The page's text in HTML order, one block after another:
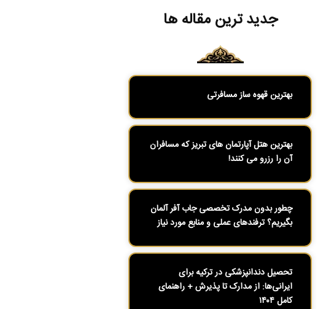
جدید ترین مقاله ها
بهترین قهوه ساز مسافرتی
بهترین هتل آپارتمان های تبریز که مسافران
آن را رزرو می کنند!
چطور بدون مدرک تخصصی جاب آفر آلمان
بگیریم؟ ترفندهای عملی و منابع مورد نیاز
تحصیل دندانپزشکی در ترکیه برای
ایرانی‌ها: از مدارک تا پذیرش + راهنمای
کامل ۱۴۰۴